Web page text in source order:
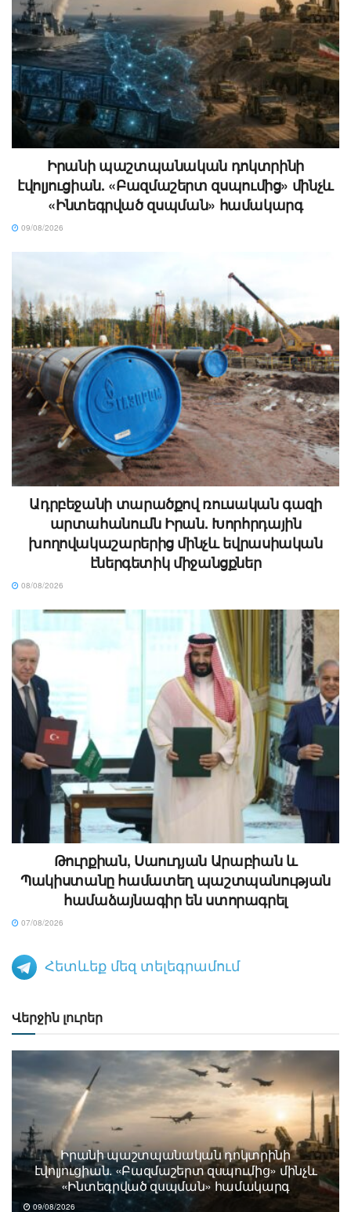
Իրանի պաշտպանական դոկտրինի
էվոլյուցիան. «Բազմաշերտ զսպումից» մինչև
«Ինտեգրված զսպման» համակարգ
09/08/2026
Ադրբեջանի տարածքով ռուսական գազի
արտահանումն Իրան. Խորհրդային
խողովակաշարերից մինչև եվրասիական
էներգետիկ միջանցքներ
08/08/2026
Թուրքիան, Սաուդյան Արաբիան և
Պակիստանը համատեղ պաշտպանության
համաձայնագիր են ստորագրել
07/08/2026
Հետևեք մեզ տելեգրամում
Վերջին լուրեր
Իրանի պաշտպանական դոկտրինի
էվոլյուցիան. «Բազմաշերտ զսպումից» մինչև
«Ինտեգրված զսպման» համակարգ
09/08/2026